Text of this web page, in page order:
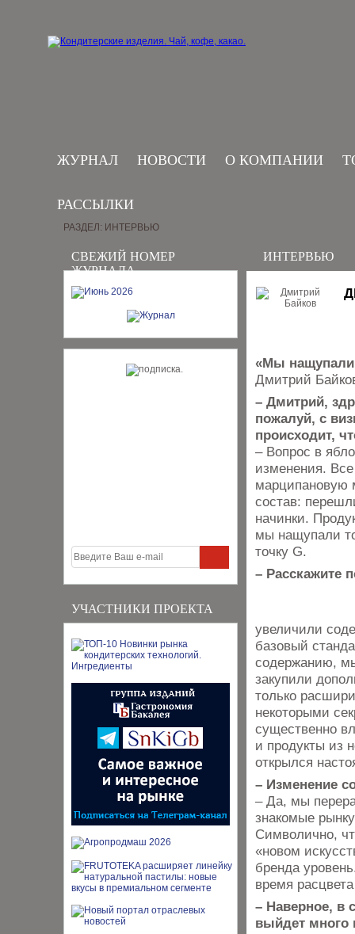
ЖУРНАЛ НОВОСТИ О КОМПАНИИ
РАССЫЛКИ
СВЕЖИЙ НОМЕР
ЖУРНАЛА
УЧАСТНИКИ ПРОЕКТА
РАЗДЕЛ: ИНТЕРВЬЮ
ИНТЕРВЬЮ
«Мы нащупали
Дмитрий
– Дмитрий,
пожалуй, с
происходит,
– Вопрос в
изменения.
марципановую
состав:
начинки.
мы нащупали
точку G.
– Расскажите
увеличили
базовый
содержанию,
закупили
только
некоторыми
существенно
и продукты из
открылся
– Изменение
– Да, мы
знакомые
Символично,
«новом
бренда
время
– Наверное, в
выйдет много